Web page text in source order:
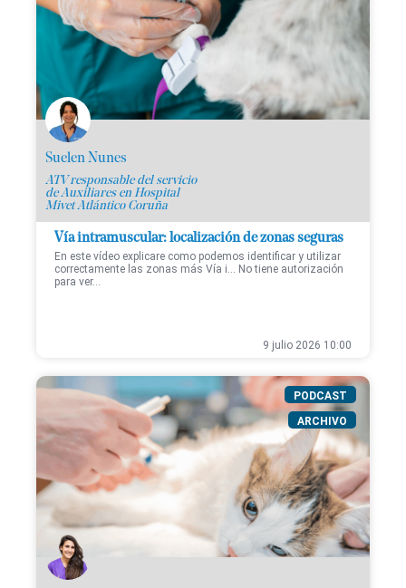
Suelen Nunes
ATV responsable del servicio
de Auxiliares en Hospital
Mivet Atlántico Coruña
Vía intramuscular: localización de zonas seguras
En este vídeo explicare como podemos identificar y utilizar
correctamente las zonas más Vía i... No tiene autorización
para ver...
9 julio 2026 10:00
PODCAST
ARCHIVO